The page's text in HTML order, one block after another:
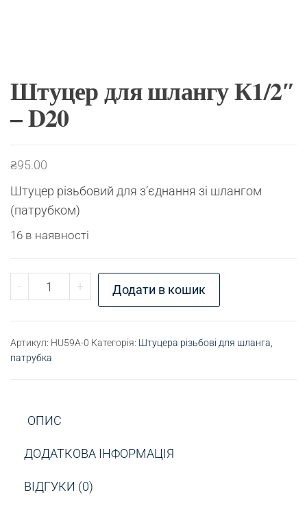
Штуцер для шлангу К1/2″
– D20
₴95.00
Штуцер різьбовий для з’єднання зі шлангом
(патрубком)
16 в наявності
- Штуцер для шлангу К1/2" - D20 кількість
+ Додати в кошик
Артикул: HU59A-0 Категорія: Штуцера різьбові для шланга,
патрубка
ОПИС
ДОДАТКОВА ІНФОРМАЦІЯ
ВІДГУКИ (0)